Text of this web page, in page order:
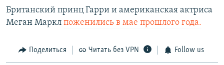
​Британский принц Гарри и американская актриса
Меган Маркл поженились в мае прошлого года.
Поделиться Читать без VPN Follow us